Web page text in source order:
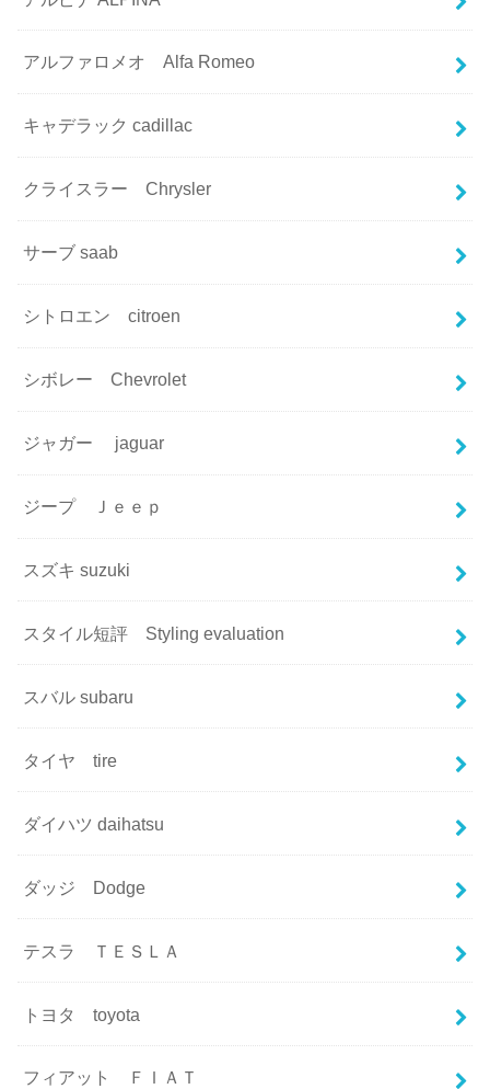
アルファロメオ Alfa Romeo
キャデラック cadillac
クライスラー Chrysler
サーブ saab
シトロエン citroen
シボレー Chevrolet
ジャガー jaguar
ジープ Ｊｅｅｐ
スズキ suzuki
スタイル短評 Styling evaluation
スバル subaru
タイヤ tire
ダイハツ daihatsu
ダッジ Dodge
テスラ ＴＥＳＬＡ
トヨタ toyota
フィアット ＦＩＡＴ